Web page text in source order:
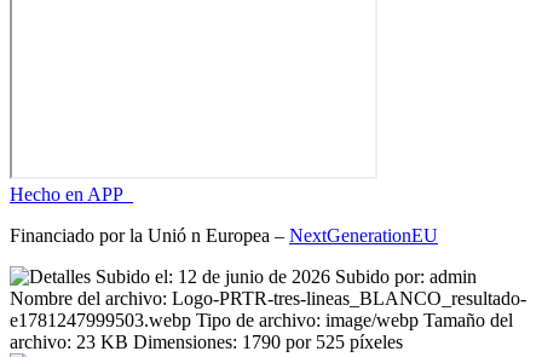
Hecho en APP_
Financiado por la Unió n Europea – NextGenerationEU